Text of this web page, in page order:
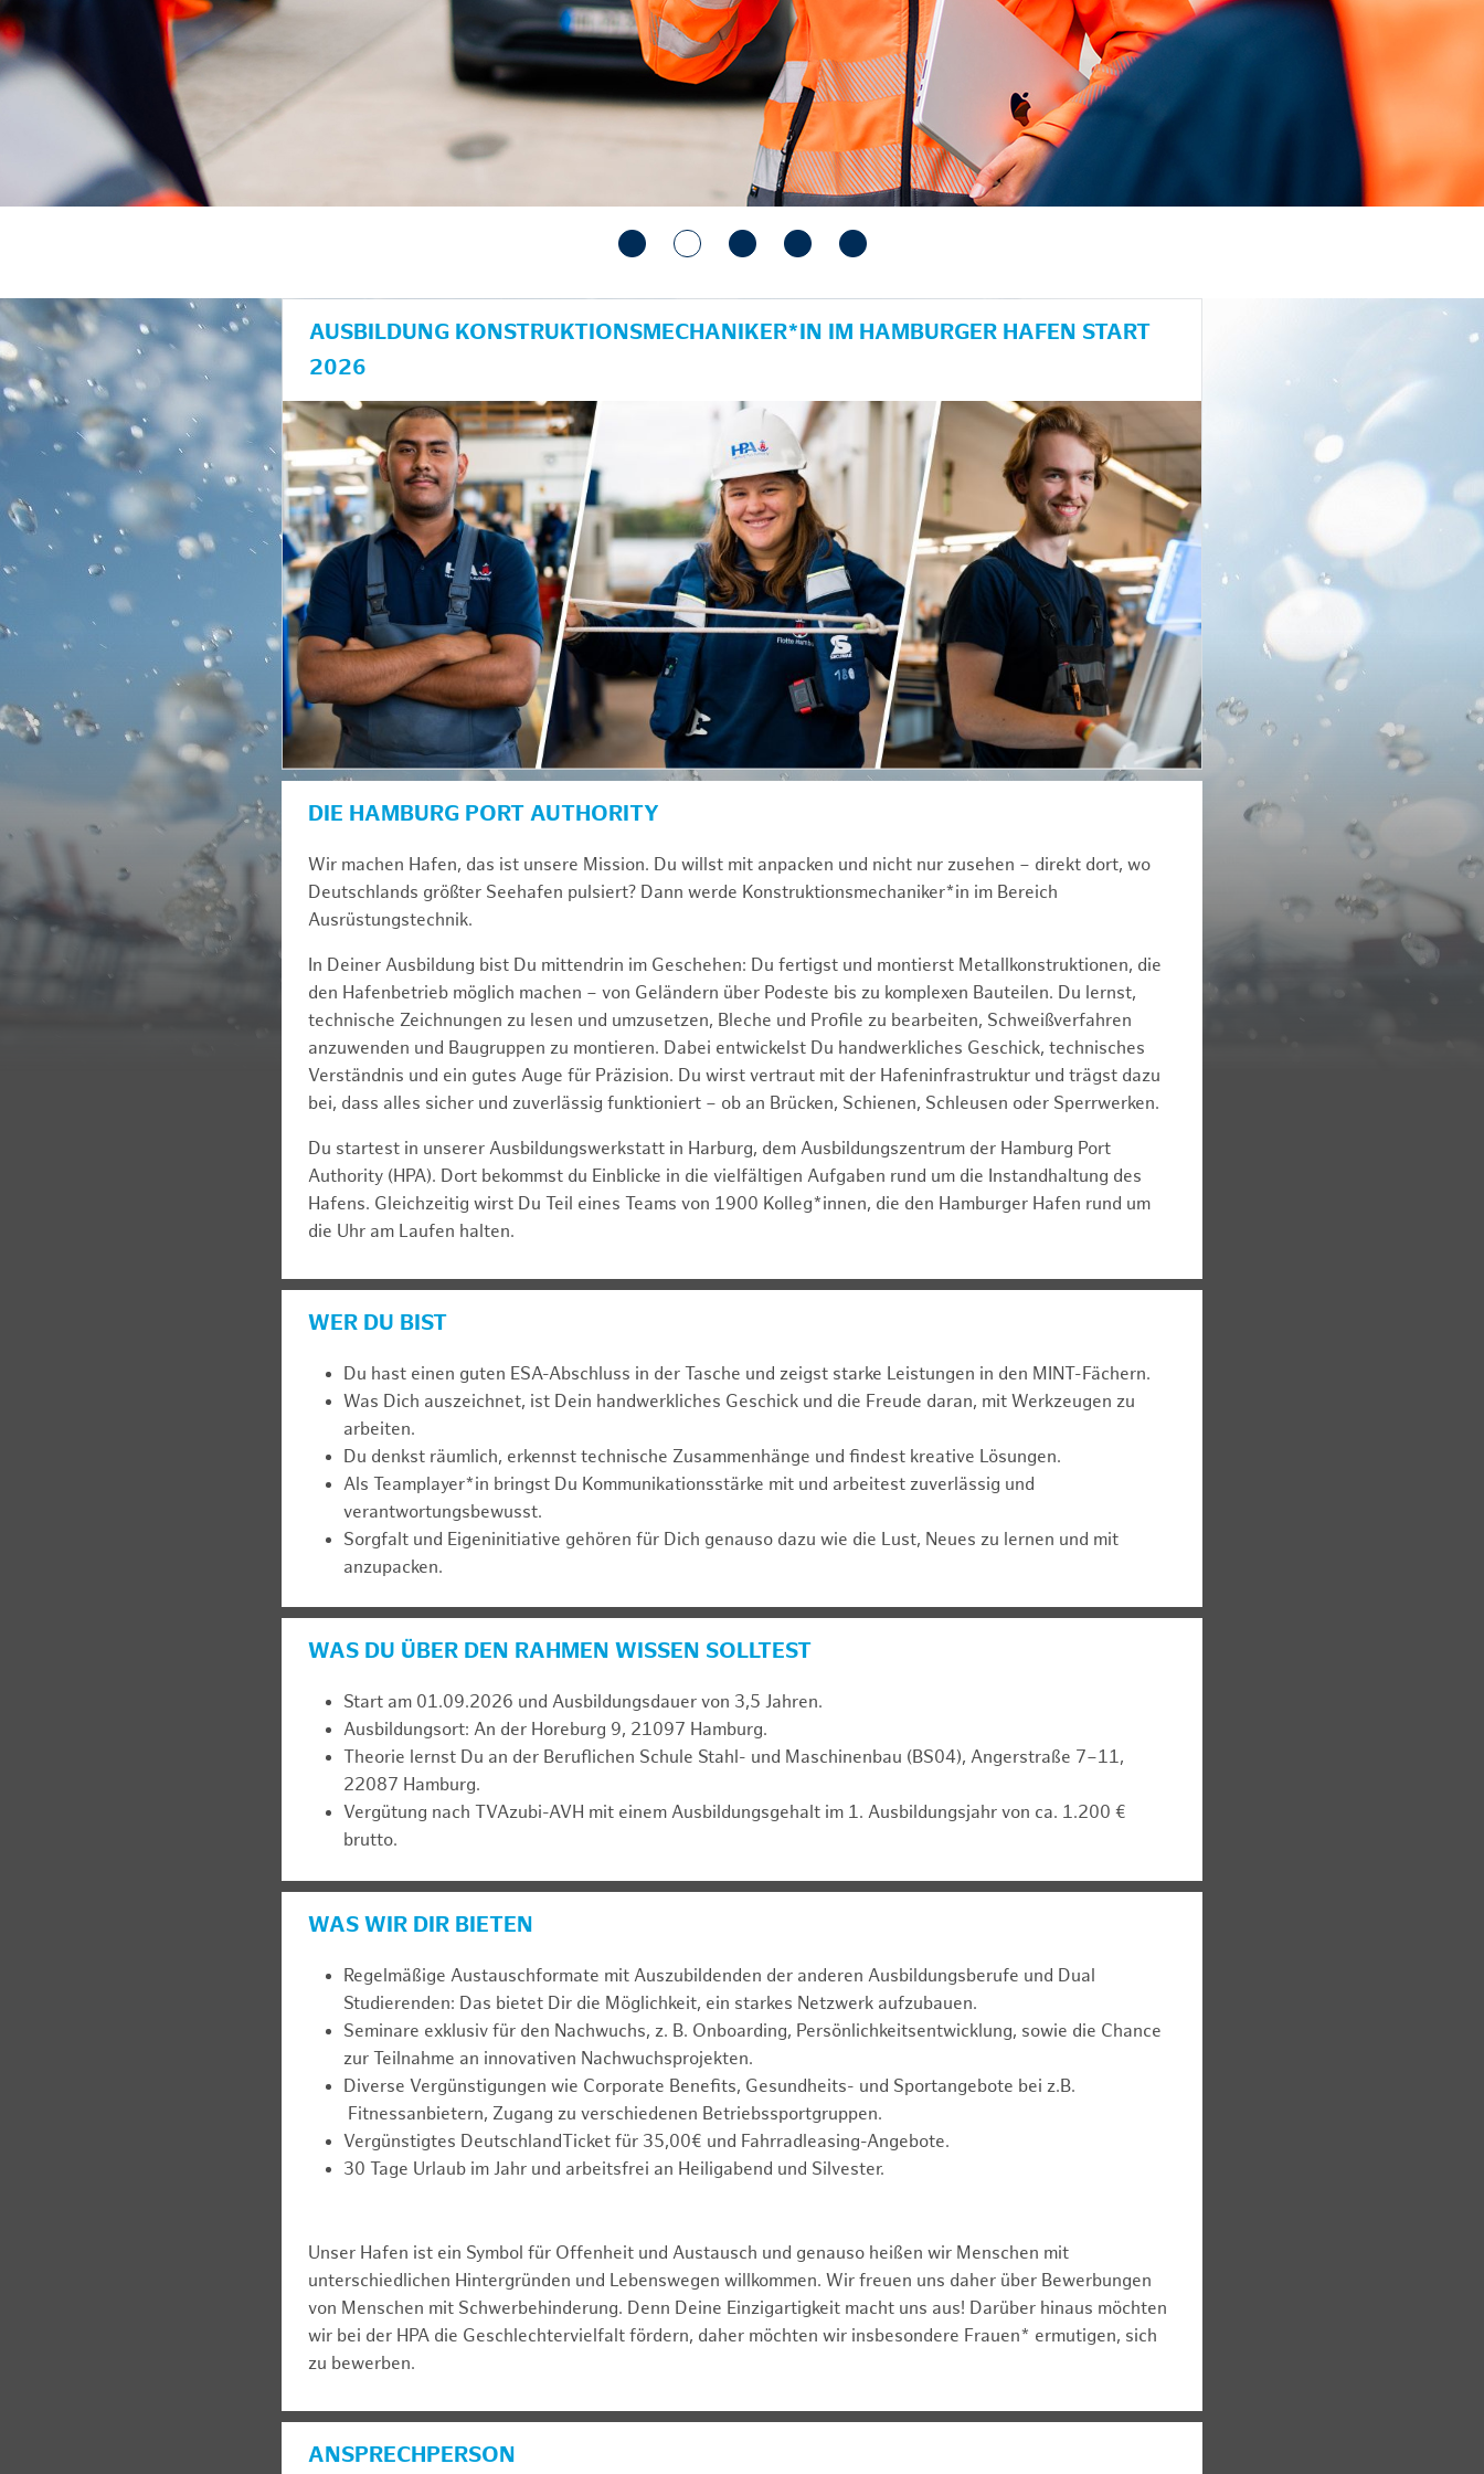
anzeigen/schließen
AUSBILDUNG KONSTRUKTIONSMECHANIKER*IN IM HAMBURGER HAFEN START
2026
DIE HAMBURG PORT AUTHORITY
Wir machen Hafen, das ist unsere Mission. Du willst mit anpacken und nicht nur zusehen – direkt dort, wo
Deutschlands größter Seehafen pulsiert? Dann werde Konstruktionsmechaniker*in im Bereich
Ausrüstungstechnik.
In Deiner Ausbildung bist Du mittendrin im Geschehen: Du fertigst und montierst Metallkonstruktionen, die
den Hafenbetrieb möglich machen – von Geländern über Podeste bis zu komplexen Bauteilen. Du lernst,
technische Zeichnungen zu lesen und umzusetzen, Bleche und Profile zu bearbeiten, Schweißverfahren
anzuwenden und Baugruppen zu montieren. Dabei entwickelst Du handwerkliches Geschick, technisches
Verständnis und ein gutes Auge für Präzision. Du wirst vertraut mit der Hafeninfrastruktur und trägst dazu
bei, dass alles sicher und zuverlässig funktioniert – ob an Brücken, Schienen, Schleusen oder Sperrwerken.
Du startest in unserer Ausbildungswerkstatt in Harburg, dem Ausbildungszentrum der Hamburg Port
Authority (HPA). Dort bekommst du Einblicke in die vielfältigen Aufgaben rund um die Instandhaltung des
Hafens. Gleichzeitig wirst Du Teil eines Teams von 1900 Kolleg*innen, die den Hamburger Hafen rund um
die Uhr am Laufen halten.
WER DU BIST
Du hast einen guten ESA-Abschluss in der Tasche und zeigst starke Leistungen in den MINT-Fächern.
Was Dich auszeichnet, ist Dein handwerkliches Geschick und die Freude daran, mit Werkzeugen zu
arbeiten.
Du denkst räumlich, erkennst technische Zusammenhänge und findest kreative Lösungen.
Als Teamplayer*in bringst Du Kommunikationsstärke mit und arbeitest zuverlässig und
verantwortungsbewusst.
Sorgfalt und Eigeninitiative gehören für Dich genauso dazu wie die Lust, Neues zu lernen und mit
anzupacken.
WAS DU ÜBER DEN RAHMEN WISSEN SOLLTEST
Start am 01.09.2026 und Ausbildungsdauer von 3,5 Jahren.
Ausbildungsort: An der Horeburg 9, 21097 Hamburg.
Theorie lernst Du an der Beruflichen Schule Stahl- und Maschinenbau (BS04), Angerstraße 7–11,
22087 Hamburg.
Vergütung nach TVAzubi-AVH mit einem Ausbildungsgehalt im 1. Ausbildungsjahr von ca. 1.200 €
brutto.
WAS WIR DIR BIETEN
Regelmäßige Austauschformate mit Auszubildenden der anderen Ausbildungsberufe und Dual
Studierenden: Das bietet Dir die Möglichkeit, ein starkes Netzwerk aufzubauen.
Seminare exklusiv für den Nachwuchs, z. B. Onboarding, Persönlichkeitsentwicklung, sowie die Chance
zur Teilnahme an innovativen Nachwuchsprojekten.
Diverse Vergünstigungen wie Corporate Benefits, Gesundheits- und Sportangebote bei z.B.
Fitnessanbietern, Zugang zu verschiedenen Betriebssportgruppen.
Vergünstigtes DeutschlandTicket für 35,00€ und Fahrradleasing-Angebote.
30 Tage Urlaub im Jahr und arbeitsfrei an Heiligabend und Silvester.
Unser Hafen ist ein Symbol für Offenheit und Austausch und genauso heißen wir Menschen mit
unterschiedlichen Hintergründen und Lebenswegen willkommen. Wir freuen uns daher über Bewerbungen
von Menschen mit Schwerbehinderung. Denn Deine Einzigartigkeit macht uns aus! Darüber hinaus möchten
wir bei der HPA die Geschlechtervielfalt fördern, daher möchten wir insbesondere Frauen* ermutigen, sich
zu bewerben.
ANSPRECHPERSON